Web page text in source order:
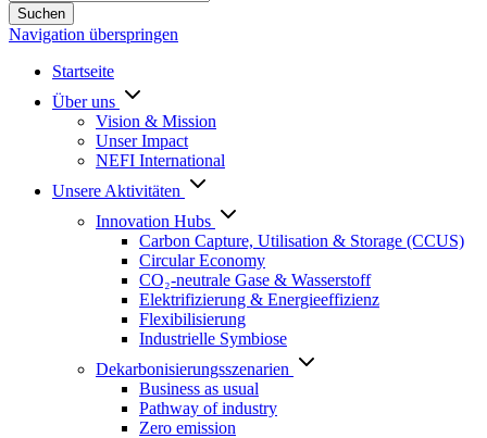
Suchen
Navigation überspringen
Startseite
Über uns
Vision & Mission
Unser Impact
NEFI International
Unsere Aktivitäten
Innovation Hubs
Carbon Capture, Utilisation & Storage (CCUS)
Circular Economy
CO₂-neutrale Gase & Wasserstoff
Elektrifizierung & Energieeffizienz
Flexibilisierung
Industrielle Symbiose
Dekarbonisierungs­szenarien
Business as usual
Pathway of industry
Zero emission